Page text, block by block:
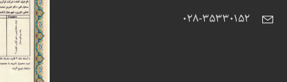
۰۲۸-۳۵۳۳۰۱۵۲